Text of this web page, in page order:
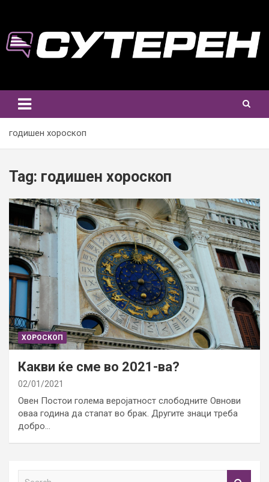
content
годишен хороскоп
Tag: годишен хороскоп
ХОРОСКОП
Какви ќе сме во 2021-ва?
02/01/2021
Овен Постои голема веројатност слободните Овнови
оваа година да стапат во брак. Другите знаци треба
добро…